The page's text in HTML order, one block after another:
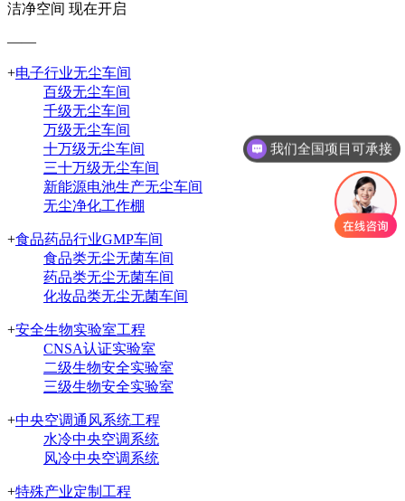
洁净空间 现在开启
——
+电子行业无尘车间
百级无尘车间
千级无尘车间
万级无尘车间
十万级无尘车间
三十万级无尘车间
新能源电池生产无尘车间
无尘净化工作棚
+食品药品行业GMP车间
食品类无尘无菌车间
药品类无尘无菌车间
化妆品类无尘无菌车间
+安全生物实验室工程
CNSA认证实验室
二级生物安全实验室
三级生物安全实验室
+中央空调通风系统工程
水冷中央空调系统
风冷中央空调系统
+特殊产业定制工程
我们全国项目可承接